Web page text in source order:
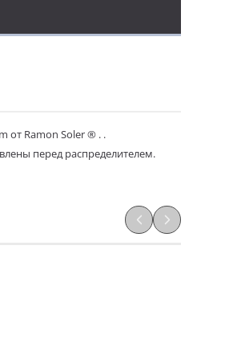
от Ramon Soler ® . .
перед распределителем.